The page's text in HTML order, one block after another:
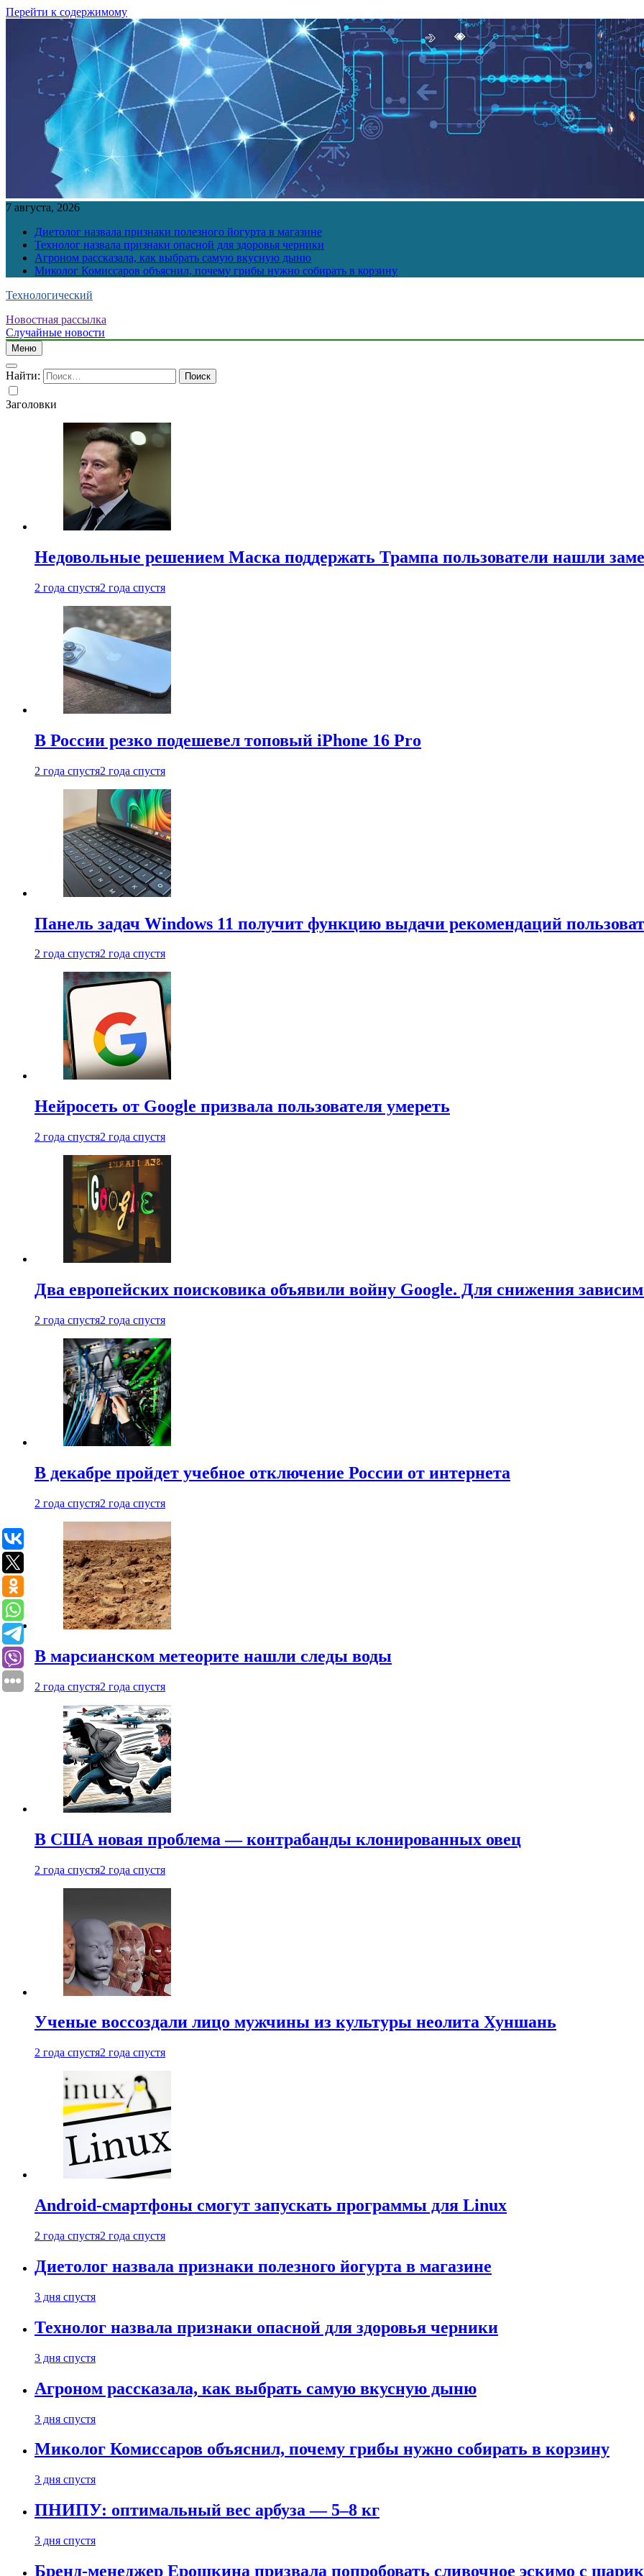
Перейти к содержимому
7 августа, 2026
Диетолог назвала признаки полезного йогурта в магазине
Технолог назвала признаки опасной для здоровья черники
Агроном рассказала, как выбрать самую вкусную дыню
Миколог Комиссаров объяснил, почему грибы нужно собирать в корзину
Технологический
Новостная рассылка
Случайные новости
Меню
Найти:
Заголовки
Недовольные решением Маска поддержать Трампа пользователи нашли
2 года спустя2 года спустя
В России резко подешевел топовый iPhone 16 Pro
2 года спустя2 года спустя
Панель задач Windows 11 получит функцию выдачи рекомендаций
2 года спустя2 года спустя
Нейросеть от Google призвала пользователя умереть
2 года спустя2 года спустя
Два европейских поисковика объявили войну Google. Для снижения
2 года спустя2 года спустя
В декабре пройдет учебное отключение России от интернета
2 года спустя2 года спустя
В марсианском метеорите нашли следы воды
2 года спустя2 года спустя
В США новая проблема — контрабанды клонированных овец
2 года спустя2 года спустя
Ученые воссоздали лицо мужчины из культуры неолита Хуншань
2 года спустя2 года спустя
Android-смартфоны смогут запускать программы для Linux
2 года спустя2 года спустя
Диетолог назвала признаки полезного йогурта в магазине
3 дня спустя
Технолог назвала признаки опасной для здоровья черники
3 дня спустя
Агроном рассказала, как выбрать самую вкусную дыню
3 дня спустя
Миколог Комиссаров объяснил, почему грибы нужно собирать в корзину
3 дня спустя
ПНИПУ: оптимальный вес арбуза — 5–8 кг
3 дня спустя
Бренд-менеджер Ерошкина призвала попробовать сливочное эскимо с